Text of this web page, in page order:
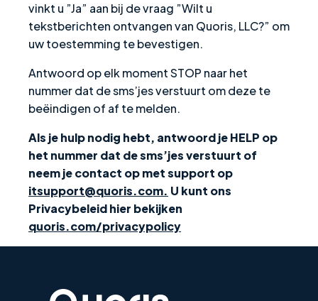
vinkt u ”Ja” aan bij de vraag ”Wilt u
tekstberichten ontvangen van Quoris, LLC?” om
uw toestemming te bevestigen.
Antwoord op elk moment STOP naar het
nummer dat de sms’jes verstuurt om deze te
beëindigen of af te melden.
Als je hulp nodig hebt, antwoord je HELP op
het nummer dat de sms’jes verstuurt of
neem je contact op met support op
itsupport@quoris.com. U kunt ons
Privacybeleid hier bekijken
quoris.com/privacypolicy